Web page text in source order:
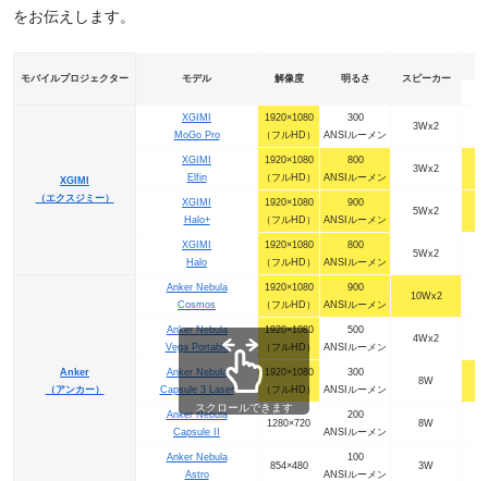
をお伝えします。
モバイルプロジェクター モデル 解像度 明るさ スピーカー
XGIMI
（エクスジミー）
XGIMI
MoGo Pro
1920×1080
（フルHD）
300
ANSIルーメン
3Wx2
XGIMI
Elfin
1920×1080
（フルHD）
800
ANSIルーメン
3Wx2
XGIMI
Halo+
1920×1080
（フルHD）
900
ANSIルーメン
5Wx2
XGIMI
Halo
1920×1080
（フルHD）
800
ANSIルーメン
5Wx2
Anker
（アンカー）
Anker Nebula
Cosmos
1920×1080
（フルHD）
900
ANSIルーメン
10Wx2
Anker Nebula
Vega Portable
1920×1080
（フルHD）
500
ANSIルーメン
4Wx2
Anker Nebula
Capsule 3 Laser
1920×1080
（フルHD）
300
ANSIルーメン
8W
Anker Nebula
Capsule II
1280×720
200
ANSIルーメン
8W
Anker Nebula
Astro
854×480
100
ANSIルーメン
3W
スクロールできます